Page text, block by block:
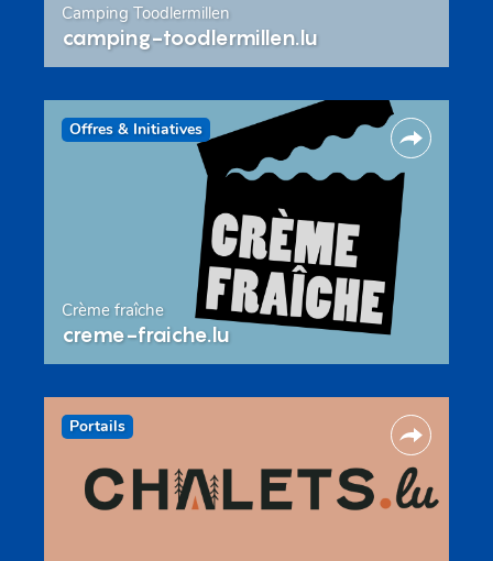
Camping Toodlermillen
camping-toodlermillen.lu
Offres & Initiatives
Crème fraîche
creme-fraiche.lu
Portails